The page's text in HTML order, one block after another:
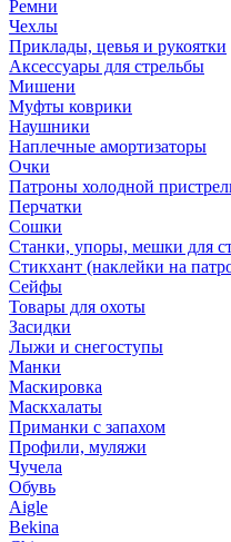
Ремни
Чехлы
Приклады, цевья и рукоятки
Аксессуары для стрельбы
Мишени
Муфты коврики
Наушники
Наплечные амортизаторы
Очки
Патроны холодной
Перчатки
Сошки
Станки, упоры, мешки для
Стикхант (наклейки на
Сейфы
Товары для охоты
Засидки
Лыжи и снегоступы
Манки
Маскировка
Маскхалаты
Приманки с запахом
Профили, муляжи
Чучела
Обувь
Aigle
Bekina